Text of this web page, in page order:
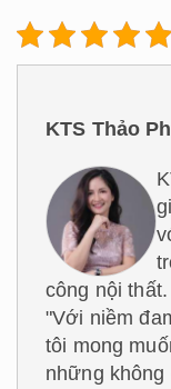
KTS Thảo
công nội thất.
"Với niềm
tôi mong
những không